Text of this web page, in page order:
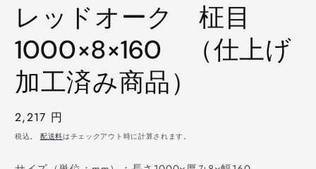
で
メ
ィ
ア
(1)
を
く
レッドオーク 柾目
1000×8×160 （仕上げ
加工済み商品）
通
常
2,217 円
税込。 配送料はチェックアウト時に計算されます。